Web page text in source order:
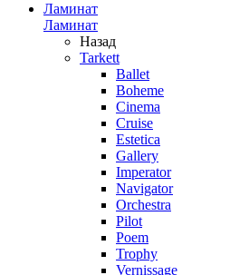
Ламинат
Ламинат
Назад
Tarkett
Ballet
Boheme
Cinema
Cruise
Estetica
Gallery
Imperator
Navigator
Orchestra
Pilot
Poem
Trophy
Vernissage